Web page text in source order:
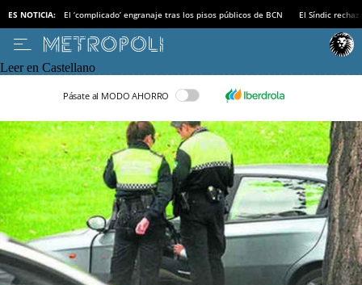
ES NOTICIA: El ‘complicado’ engranaje tras los pisos públicos de BCN El Síndic
Leer en Castellano
Pásate al MODO AHORRO